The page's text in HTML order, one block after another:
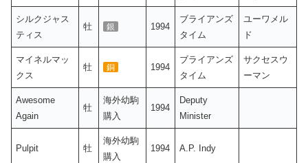
シルクジャス
ティス
牡 銀 1994
ブライアンズ
タイム
ユーワメル
ド
マイネルマッ
クス
牡 銅 1994
ブライアンズ
タイム
サクセスウ
ーマン
Awesome
Again
牡
海外幼駒
購入
1994
Deputy
Minister
Pulpit 牡
海外幼駒
購入
1994 A.P. Indy